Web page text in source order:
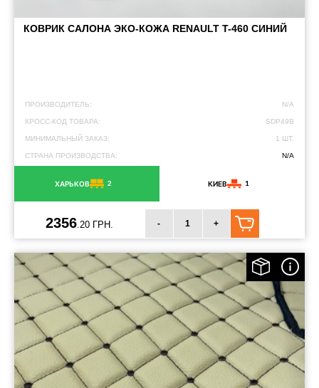
КОВРИК САЛОНА ЭКО-КОЖА RENAULT T-460 СИНИЙ
ПРОИЗВОДИТЕЛЬ: N/A
КРОСС-КОД ТОВАРА: SDP49B
МИНИМАЛЬНЫЙ ЗАКАЗ: 1 ШТ.
СТРАНА ПРОИЗВОДСТВА: N/A
ХАРЬКОВ 2 КИЕВ 1
2356 .20 ГРН. - +